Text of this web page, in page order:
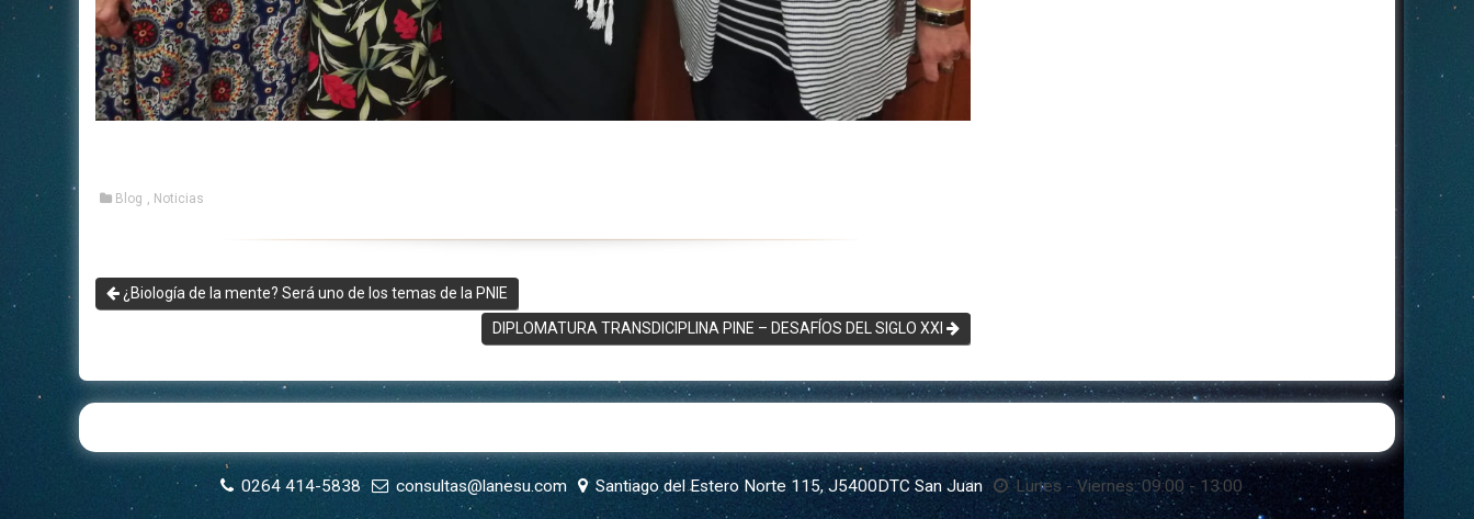
Blog Noticias
¿Biología de la mente? Será uno de los temas de la PNIE
DIPLOMATURA TRANSDICIPLINA PINE – DESAFÍOS DEL SIGLO XXI
0264 414-5838 consultas@lanesu.com Santiago del Estero Norte 115, J5400DTC San Juan Lunes - Viernes: 09:00 - 13:00